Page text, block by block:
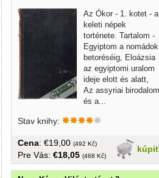
Az Ókor - 1. kotet - a
keleti népek
torténete. Tartalom -
Egyiptom a nomádok
betoréséig, Eloázsia
az egyiptomi uralom
ideje elott és alatt,
Az assyriai birodalom
és a...
Stav knihy:
kúpiť
Cena: €19,00 (492 Kč)
Pre Vás: €18,05 (468 Kč)